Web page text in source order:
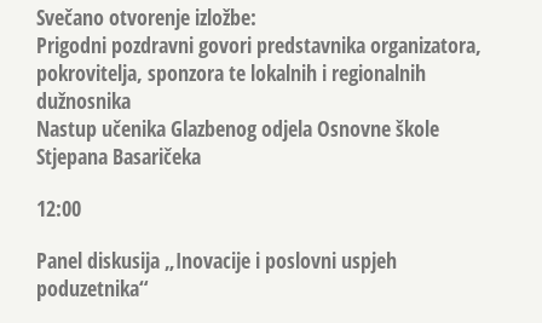
Svečano otvorenje izložbe:
Prigodni pozdravni govori predstavnika organizatora,
pokrovitelja, sponzora te lokalnih i regionalnih
dužnosnika
Nastup učenika Glazbenog odjela Osnovne škole
Stjepana Basaričeka
12:00
Panel diskusija „Inovacije i poslovni uspjeh
poduzetnika“